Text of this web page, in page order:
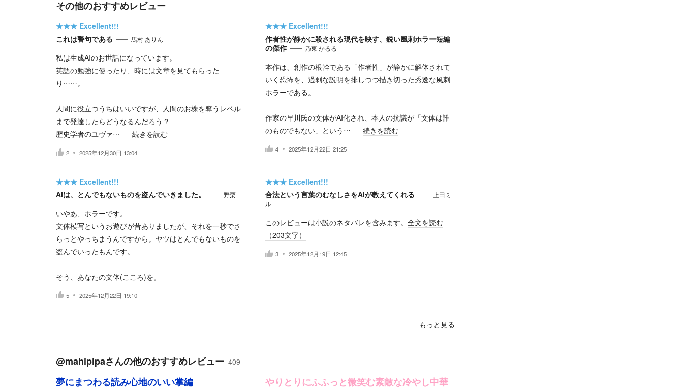
その他のおすすめレビュー
★★★ Excellent!!!
これは警句である
馬村 ありん
私は生成AIのお世話になっています。
英語の勉強に使ったり、時には文章を見てもらった
り……。
人間に役立つうちはいいですが、人間のお株を奪うレベル
まで発達したらどうなるんだろう？
歴史学者のユヴァ…
続きを読む
2 2025年12月30日 13:04
★★★ Excellent!!!
作者性が静かに殺される現代を映す、鋭い風刺ホラー短編
の傑作
乃東 かるる
本作は、創作の根幹である「作者性」が静かに解体されて
いく恐怖を、過剰な説明を排しつつ描き切った秀逸な風刺
ホラーである。
作家の早川氏の文体がAI化され、本人の抗議が「文体は誰
のものでもない」という…
続きを読む
4 2025年12月22日 21:25
★★★ Excellent!!!
AIは、とんでもないものを盗んでいきました。
野栗
いやあ、ホラーです。
文体模写というお遊びが昔ありましたが、それを一秒でさ
らっとやっちまうんですから。ヤツはとんでもないものを
盗んでいったもんです。
そう、あなたの文体(こころ)を。
5 2025年12月22日 19:10
★★★ Excellent!!!
合法という言葉のむなしさをAIが教えてくれる
上田ミ
ル
このレビューは小説のネタバレを含みます。 全文を読む
（203文字）
3 2025年12月19日 12:45
もっと見る
@mahipipaさんの他のおすすめレビュー 409
夢にまつわる読み心地のいい掌編 やりとりにふふっと微笑む素敵な冷やし中華